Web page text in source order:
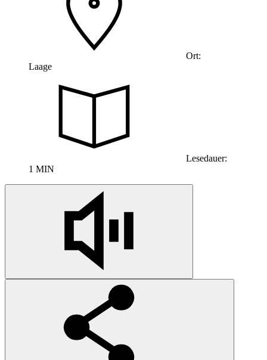
Ort:
Laage
Lesedauer:
1 MIN